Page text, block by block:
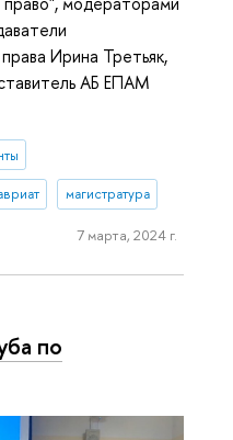
Ирина Третьяк,
АБ ЕПАМ
магистратура
7 марта, 2024 г.
по